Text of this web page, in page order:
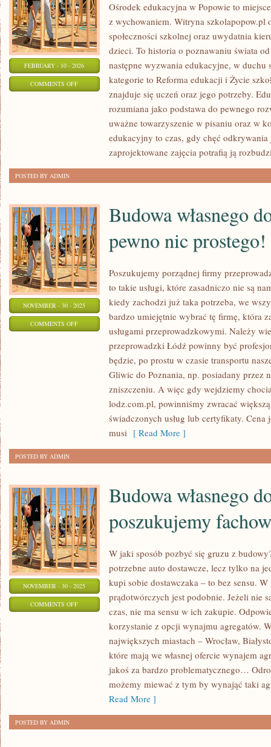
FEBRUARY - 10 - 2026
COMMENTS OFFON
PSYCHICZNE
Ośrodek edukacyjna w Popowie to
z wychowaniem. Witryna szkolapopow.pl
społeczności szkolnej oraz uwydatnia
dzieci. To historia o poznawaniu świata
następne wyzwania edukacyjne, w
kategorie to Reforma edukacji i Życie
znajduje się uczeń oraz jego potrzeby.
rozumiana jako podstawa do pewnego
uważne towarzyszenie w pisaniu oraz w
edukacyjny to czas, gdy chęć odkrywania
zaprojektowane zajęcia potrafią ją
POSTED BY ADMIN
NOVEMBER - 30 - 2025
COMMENTS OFFON
WŁASNEGO
Budowa własnego
pewno nic prostego!
Poszukujemy porządnej firmy
to takie usługi, które zasadniczo nie są
kiedy zachodzi już taka potrzeba, we
bardzo umiejętnie wybrać tę firmę, która
usługami przeprowadzkowymi. Należy
przeprowadzki Łódź powinny być
będzie, po prostu w czasie transportu
Gliwic do Poznania, np. posiadany przez
zniszczeniu. A więc gdy wejdziemy
lodz.com.pl, powinniśmy zwracać
świadczonych usług lub certyfikaty. Cena
musi [ Read More ]
POSTED BY ADMIN
NOVEMBER - 30 - 2025
COMMENTS OFFON
FACHOWCÓW
Budowa własnego
poszukujemy
W jaki sposób pozbyć się gruzu z
potrzebne auto dostawcze, lecz tylko na
kupi sobie dostawczaka – to bez sensu.
prądotwórczych jest podobnie. Jeżeli nie
czas, nie ma sensu w ich zakupie.
korzystanie z opcji wynajmu agregatów.
największych miastach – Wrocław,
które mają we własnej ofercie wynajem
jakoś za bardzo problematycznego…
możemy miewać z tym by wynająć taki
Read More ]
POSTED BY ADMIN